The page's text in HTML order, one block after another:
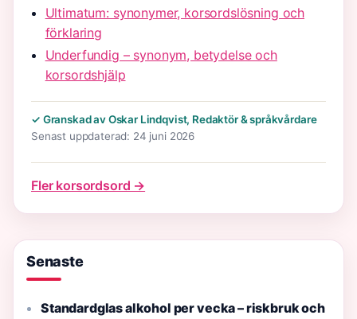
Ultimatum: synonymer, korsordslösning och
förklaring
Underfundig – synonym, betydelse och
korsordshjälp
✓ Granskad av Oskar Lindqvist, Redaktör & språkvårdare
Senast uppdaterad: 24 juni 2026
Fler korsordsord →
Senaste
Standardglas alkohol per vecka – riskbruk och